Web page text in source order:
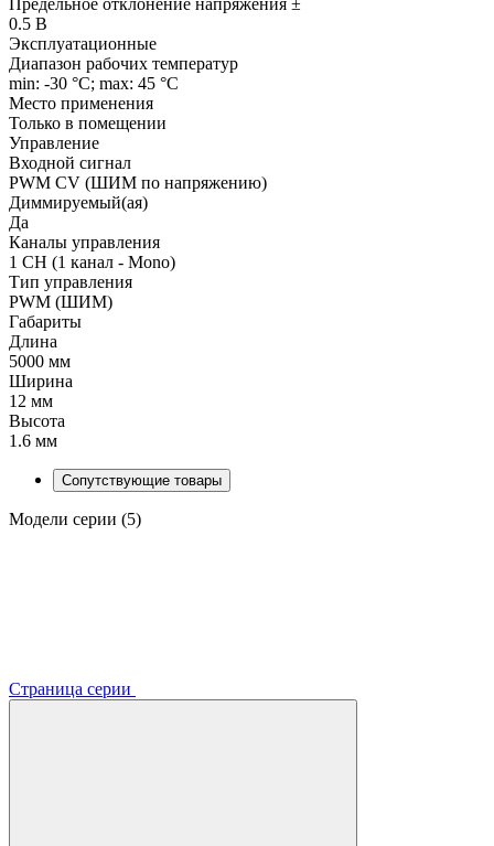
0.5 В
Эксплуатационные
Диапазон рабочих температур
min: -30 °C; max: 45 °C
Место применения
Только в помещении
Управление
Входной сигнал
PWM СV (ШИМ по напряжению)
Диммируемый(ая)
Да
Каналы управления
1 CH (1 канал - Mono)
Тип управления
PWM (ШИМ)
Габариты
Длина
5000 мм
Ширина
12 мм
Высота
1.6 мм
Сопутствующие товары
Модели серии (5)
Страница серии